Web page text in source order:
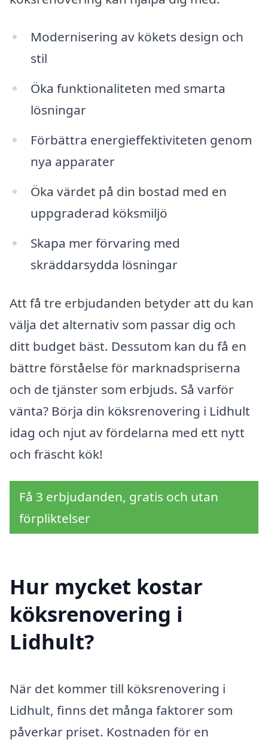
Modernisering av kökets design och
stil
Öka funktionaliteten med smarta
lösningar
Förbättra energieffektiviteten genom
nya apparater
Öka värdet på din bostad med en
uppgraderad köksmiljö
Skapa mer förvaring med
skräddarsydda lösningar
Att få tre erbjudanden betyder att du kan
välja det alternativ som passar dig och
ditt budget bäst. Dessutom kan du få en
bättre förståelse för marknadspriserna
och de tjänster som erbjuds. Så varför
vänta? Börja din köksrenovering i Lidhult
idag och njut av fördelarna med ett nytt
och fräscht kök!
Få 3 erbjudanden, gratis och utan
förpliktelser
Hur mycket kostar
köksrenovering i
Lidhult?
När det kommer till köksrenovering i
Lidhult, finns det många faktorer som
påverkar priset. Kostnaden för en